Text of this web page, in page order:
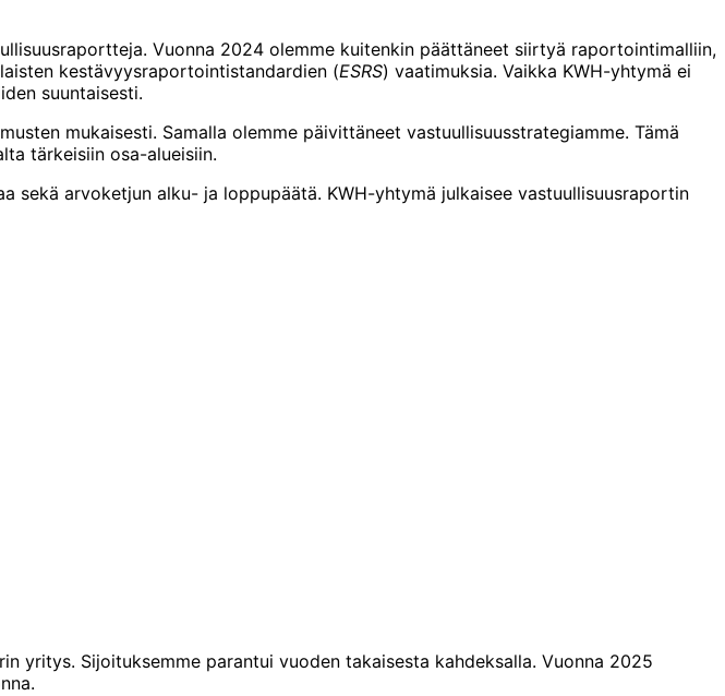
Vuonna 2024 olemme kuitenkin päättäneet siirtyä raportointimalliin,
kestävyysraportointistandardien (ESRS) vaatimuksia. Vaikka KWH-yhtymä ei
suuntaisesti.
mukaisesti. Samalla olemme päivittäneet vastuullisuusstrategiamme. Tämä
tärkeisiin osa-alueisiin.
sekä arvoketjun alku- ja loppupäätä. KWH-yhtymä julkaisee vastuullisuusraportin
yritys. Sijoituksemme parantui vuoden takaisesta kahdeksalla. Vuonna 2025